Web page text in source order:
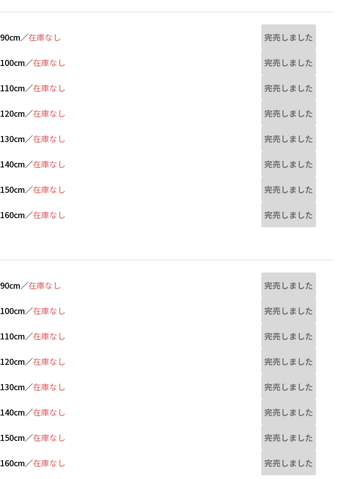
90cm／在庫なし 完売しました
100cm／在庫なし 完売しました
110cm／在庫なし 完売しました
120cm／在庫なし 完売しました
130cm／在庫なし 完売しました
140cm／在庫なし 完売しました
150cm／在庫なし 完売しました
160cm／在庫なし 完売しました
90cm／在庫なし 完売しました
100cm／在庫なし 完売しました
110cm／在庫なし 完売しました
120cm／在庫なし 完売しました
130cm／在庫なし 完売しました
140cm／在庫なし 完売しました
150cm／在庫なし 完売しました
160cm／在庫なし 完売しました